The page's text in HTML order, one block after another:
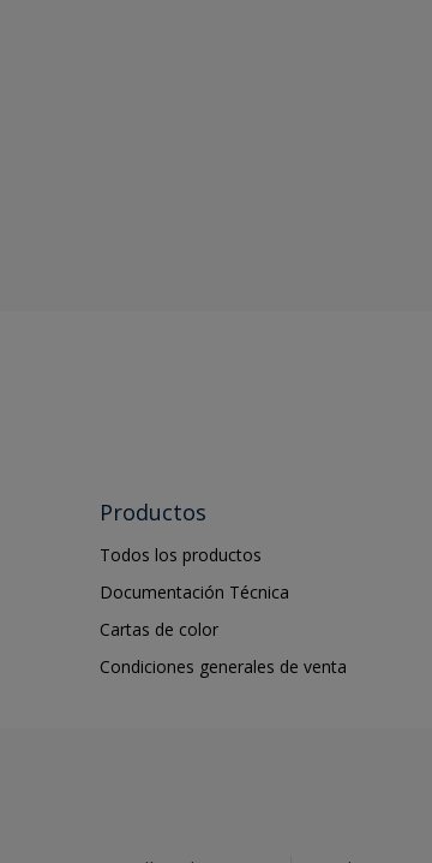
Productos
Todos los productos
Documentación Técnica
Cartas de color
Condiciones generales de venta